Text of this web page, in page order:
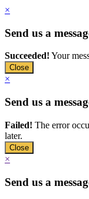
×
Send us a
Succeeded! Your
Close
×
Send us a
Failed! The error
later.
Close
×
Send us a